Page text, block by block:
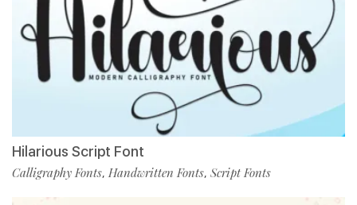
Hilarious Script Font
Calligraphy Fonts, Handwritten Fonts, Script Fonts